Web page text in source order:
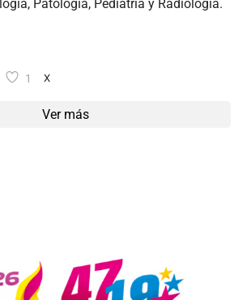
Patología, Pediatría y Radiología.
1 X
Ver más